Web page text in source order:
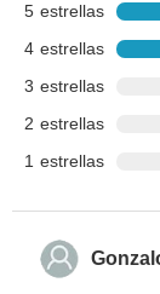
5 estrellas
4 estrellas
3 estrellas
2 estrellas
1 estrellas